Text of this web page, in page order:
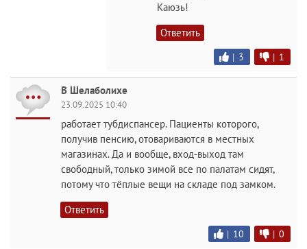
Каюзь!
Ответить
| 3 | 1
В Шелаболихе
23.09.2025 10:40
работает тубдиспансер. Пациенты которого,
получив пенсию, отовариваются в местных
магазинах. Да и вообще, вход-выход там
свободный, только зимой все по палатам сидят,
потому что тёплые вещи на складе под замком.
Ответить
| 10 | 0